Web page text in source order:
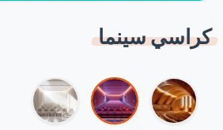
كراسي سينما